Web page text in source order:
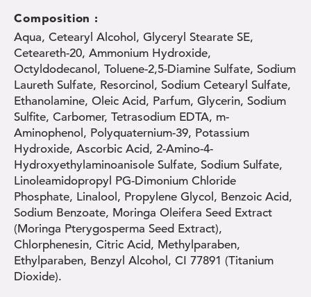
Composition :
Aqua, Cetearyl Alcohol, Glyceryl Stearate SE,
Ceteareth-20, Ammonium Hydroxide,
Octyldodecanol, Toluene-2,5-Diamine Sulfate, Sodium
Laureth Sulfate, Resorcinol, Sodium Cetearyl Sulfate,
Ethanolamine, Oleic Acid, Parfum, Glycerin, Sodium
Sulfite, Carbomer, Tetrasodium EDTA, m-
Aminophenol, Polyquaternium-39, Potassium
Hydroxide, Ascorbic Acid, 2-Amino-4-
Hydroxyethylaminoanisole Sulfate, Sodium Sulfate,
Linoleamidopropyl PG-Dimonium Chloride
Phosphate, Linalool, Propylene Glycol, Benzoic Acid,
Sodium Benzoate, Moringa Oleifera Seed Extract
(Moringa Pterygosperma Seed Extract),
Chlorphenesin, Citric Acid, Methylparaben,
Ethylparaben, Benzyl Alcohol, CI 77891 (Titanium
Dioxide).